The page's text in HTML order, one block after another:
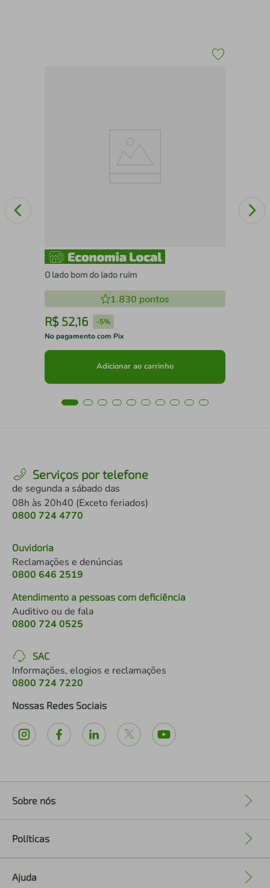
O lado bom do lado ruim
1.830 pontos
R$ 52,16 -5%
No pagamento com Pix
Adicionar ao carrinho
Serviços por telefone
de segunda a sábado das
08h às 20h40 (Exceto feriados)
0800 724 4770
Ouvidoria
Reclamações e denúncias
0800 646 2519
Atendimento a pessoas com deficiência
Auditivo ou de fala
0800 724 0525
SAC
Informações, elogios e reclamações
0800 724 7220
Nossas Redes Sociais
Sobre nós
Políticas
Ajuda